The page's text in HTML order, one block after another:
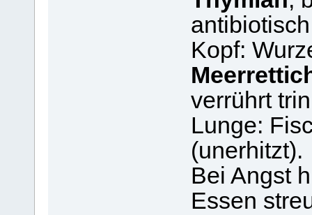
Kopf:
verrührt
Lunge:
(unerhitzt).
Bei Angst
Essen